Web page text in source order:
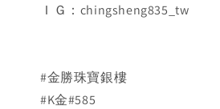
ＩＧ：chingsheng835_tw
#金勝珠寶銀樓
#K金#585